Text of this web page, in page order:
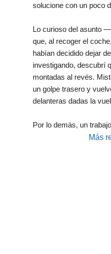
solucione con un poco
Lo curioso del asunto
que, al recoger el
habían decidido dejar
investigando, descubrí
montadas al revés.
un golpe trasero y
delanteras dadas la
Por lo demás, un
Más